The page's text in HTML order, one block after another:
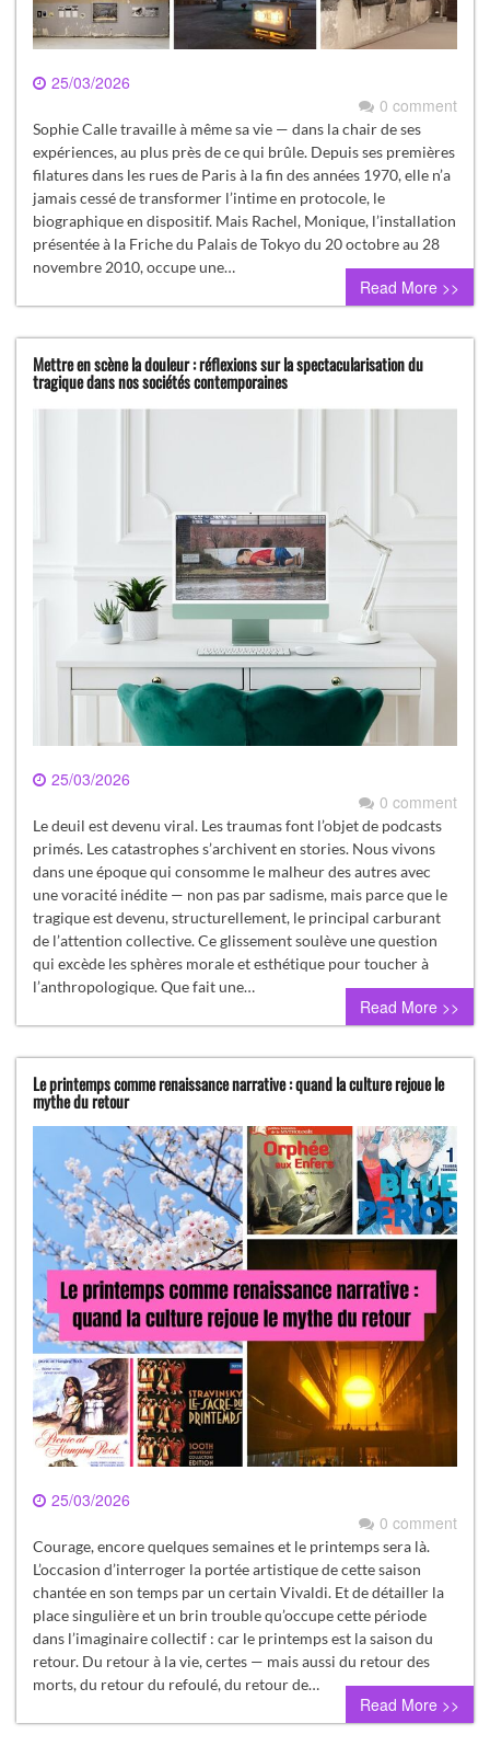
25/03/2026
0 comment
Sophie Calle travaille à même sa vie — dans la chair de ses
expériences, au plus près de ce qui brûle. Depuis ses premières
filatures dans les rues de Paris à la fin des années 1970, elle n’a
jamais cessé de transformer l’intime en protocole, le
biographique en dispositif. Mais Rachel, Monique, l’installation
présentée à la Friche du Palais de Tokyo du 20 octobre au 28
novembre 2010, occupe une…
Read More >>
Mettre en scène la douleur : réflexions sur la spectacularisation du
tragique dans nos sociétés contemporaines
25/03/2026
0 comment
Le deuil est devenu viral. Les traumas font l’objet de podcasts
primés. Les catastrophes s’archivent en stories. Nous vivons
dans une époque qui consomme le malheur des autres avec
une voracité inédite — non pas par sadisme, mais parce que le
tragique est devenu, structurellement, le principal carburant
de l’attention collective. Ce glissement soulève une question
qui excède les sphères morale et esthétique pour toucher à
l’anthropologique. Que fait une…
Read More >>
Le printemps comme renaissance narrative : quand la culture rejoue le
mythe du retour
25/03/2026
0 comment
Courage, encore quelques semaines et le printemps sera là.
L’occasion d’interroger la portée artistique de cette saison
chantée en son temps par un certain Vivaldi. Et de détailler la
place singulière et un brin trouble qu’occupe cette période
dans l’imaginaire collectif : car le printemps est la saison du
retour. Du retour à la vie, certes — mais aussi du retour des
morts, du retour du refoulé, du retour de…
Read More >>